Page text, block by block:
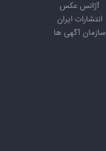
آژانس عکس
انتشارات ایران
سازمان آگهی ها